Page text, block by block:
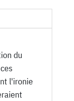
du
l'ironie